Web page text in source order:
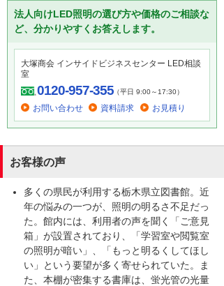
法人向けLED照明の選び方や価格のご相談な
ど、分かりやすくお答えします。
大塚商会 インサイドビジネスセンター LED相談
室
0120-957-355（平日 9:00～17:30）
お問い合わせ 資料請求 お見積り
お客様の声
多くの県民が利用する栃木県立図書館。近
年の悩みの一つが、照明の明るさ不足だっ
た。館内には、利用者の声を聞く「ご意見
箱」が設置されており、「学習室や閲覧室
の照明が暗い」、「もっと明るくしてほし
い」という要望が多く寄せられていた。ま
た、本棚が密集する書庫は、蛍光管の光量